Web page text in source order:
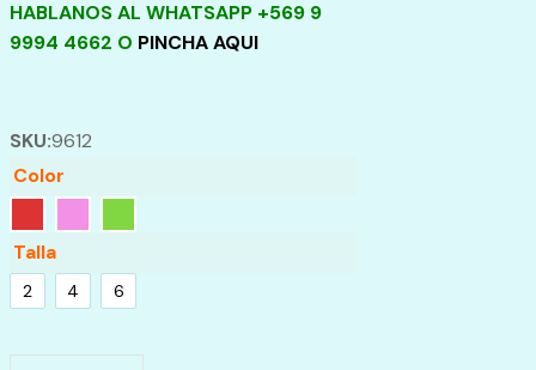
HABLANOS AL WHATSAPP +569 9
9994 4662 O PINCHA AQUI
SKU:9612
Color
Talla
2 4 6